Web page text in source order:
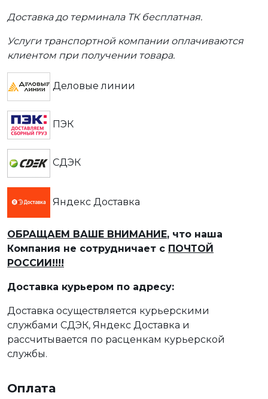
Доставка до терминала ТК бесплатная.
Услуги транспортной компании оплачиваются
клиентом при получении товара.
Деловые линии
ПЭК
СДЭК
Яндекс Доставка
ОБРАЩАЕМ ВАШЕ ВНИМАНИЕ, что наша
Компания не сотрудничает с ПОЧТОЙ
РОССИИ!!!!
Доставка курьером по адресу:
Доставка осуществляется курьерскими
службами СДЭК, Яндекс Доставка и
рассчитывается по расценкам курьерской
службы.
Оплата